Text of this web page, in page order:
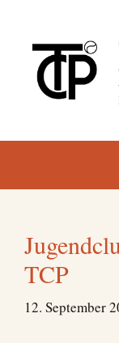
springen
TCP
12. September